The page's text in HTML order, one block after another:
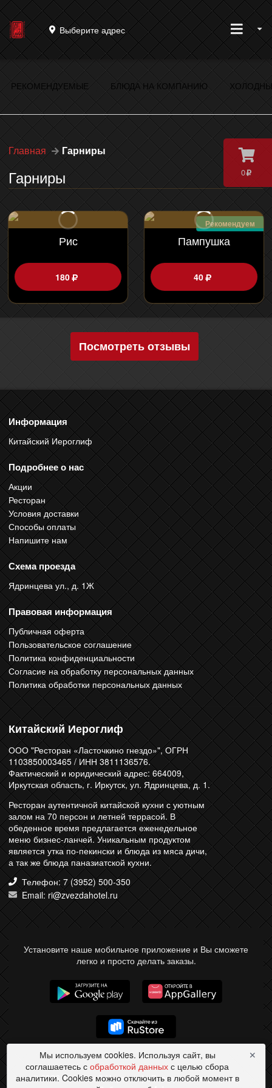
0
Выберите адрес
РЕКОМЕНДУЕМЫЕ БЛЮДА НА КОМПАНИЮ
Главная Гарниры
Гарниры
Рис
180
Пампушка
40
Рекомендуем
Посмотреть отзывы
Информация
Китайский Иероглиф
Подробнее о нас
Акции
Ресторан
Условия доставки
Способы оплаты
Напишите нам
Схема проезда
Ядринцева ул., д. 1Ж
Правовая информация
Публичная оферта
Пользовательское соглашение
Политика конфиденциальности
Согласие на обработку персональных данных
Политика обработки персональных данных
Китайский Иероглиф
ООО "Ресторан «Ласточкино гнездо»", ОГРН
1103850003465 / ИНН 3811136576.
Фактический и юридический адрес: 664009,
Иркутская область, г. Иркутск, ул. Ядринцева, д. 1.
Ресторан аутентичной китайской кухни с уютным
залом на 70 персон и летней террасой. В
обеденное время предлагается еженедельное
меню бизнес-ланчей. Уникальным продуктом
является утка по-пекински и блюда из мяса дичи,
а так же блюда паназиатской кухни.
Телефон: 7 (3952) 500-350
Email: ri@zvezdahotel.ru
Установите наше мобильное приложение и Вы сможете
легко и просто делать заказы.
© 2026 Китайский Иероглиф. Все права защищены.
Мы используем cookies. Используя сайт, вы
соглашаетесь с обработкой данных с целью сбора
аналитики. Cookies можно отключить в любой момент в
✕